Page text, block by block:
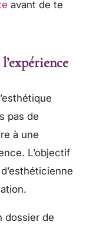
avant de te
pas de
à une
L’objectif
dossier de